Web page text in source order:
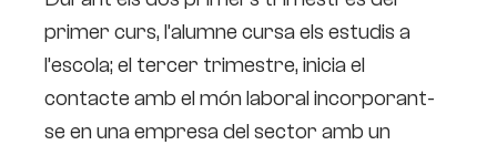
primer curs, l’alumne cursa els estudis a
l’escola; el tercer trimestre, inicia el
contacte amb el món laboral incorporant-
se en una empresa del sector amb un